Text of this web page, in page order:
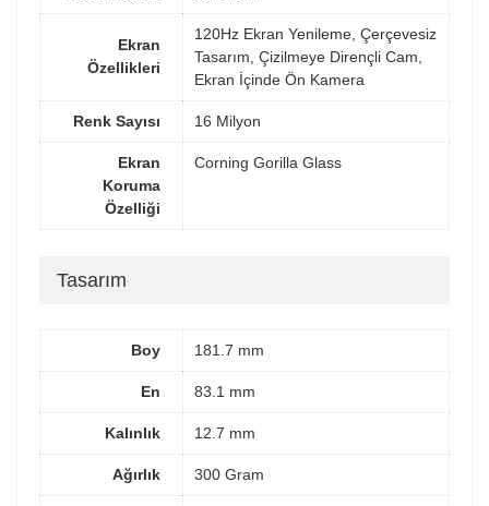
Ekran
Özellikleri
120Hz Ekran Yenileme, Çerçevesiz
Tasarım, Çizilmeye Dirençli Cam,
Ekran İçinde Ön Kamera
Renk Sayısı 16 Milyon
Ekran
Koruma
Özelliği
Corning Gorilla Glass
Tasarım
Boy 181.7 mm
En 83.1 mm
Kalınlık 12.7 mm
Ağırlık 300 Gram